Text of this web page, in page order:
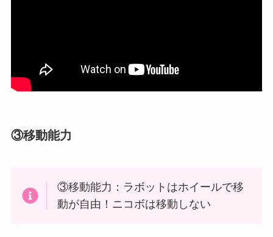
③移動能力
③移動能力：ラボットはホイールで移
動が自由！ニコボは移動しない